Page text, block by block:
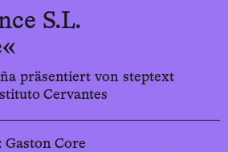
S.L.
präsentiert von steptext
Cervantes
Gaston Core